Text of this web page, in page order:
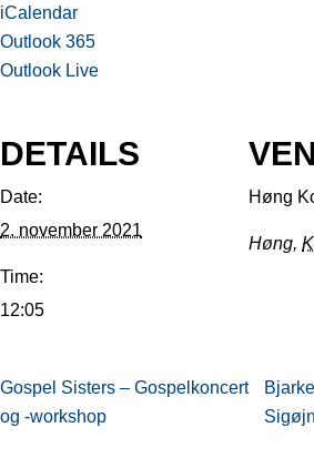
iCalendar
Outlook 365
Outlook Live
DETAILS
Date:
2. november 2021
Time:
12:05
Høng
Høng,
Gospel Sisters – Gospelkoncert
og -workshop